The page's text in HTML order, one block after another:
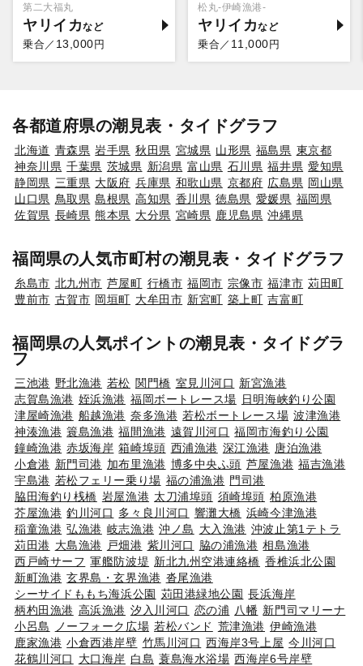
第二大福丸
ヤリイカ
乗合／ 13,000円
松丸-伊崎漁港-
ヤリイカ
乗合／ 11,000円
各都道府県の潮見表・タイドグラフ
北海道 青森県 岩手県 秋田県 宮城県 山形県 福島県 東京都
神奈川県 千葉県 茨城県 新潟県 富山県 石川県 福井県 愛知県
静岡県 三重県 大阪府 兵庫県 和歌山県 京都府 広島県 岡山県
山口県 鳥取県 島根県 高知県 香川県 徳島県 愛媛県 福岡県
佐賀県 長崎県 熊本県 大分県 宮崎県 鹿児島県 沖縄県
福岡県の人気市町村の潮見表・タイドグラフ
糸島市 北九州市 芦屋町 行橋市 福岡市 宗像市 福津市 苅田町
豊前市 古賀市 岡垣町 大牟田市 新宮町 築上町 吉富町
福岡県の人気ポイントの潮見表・タイドグラ
フ
三池港 野北漁港 若松 関門橋 室見川河口 新宮漁港
志賀島漁港 姪浜漁港 福岡ボートレース場 日明海峡釣り公園
津屋崎漁港 船越漁港 奈多漁港 若松ボートレース場 波津漁港
神湊漁港 簑島漁港 福間漁港 遠賀川河口 福岡市海釣り公園
鐘崎漁港 赤坂海岸 箱崎埠頭 西浦漁港 深江漁港 唐泊漁港
小倉港 新門司港 加布里漁港 博多中央ふ頭 芦屋漁港 福吉漁港
宇島港 若松フェリー乗り場 福の浦漁港 門司港
脇田海釣り桟橋 岩屋漁港 太刀浦埠頭 須崎埠頭 柏原漁港
芥屋漁港 釣川河口 多々良川河口 響灘大橋 浜崎今津漁港
稲童漁港 弘漁港 岐志漁港 沖ノ島 大入漁港 沖波止第1テトラ
苅田港 大島漁港 戸畑港 紫川河口 脇の浦漁港 相島漁港
西戸崎サーフ 軍艦防波堤 新北九州空港連絡橋 香椎浜北公園
新町漁港 玄界島・玄界漁港 沓尾漁港
シーサイドももち海浜公園 苅田港緑地公園 長浜海岸
柄杓田漁港 高浜漁港 汐入川河口 恋の浦 八幡 新門司マリーナ
小呂島
ノーフォーク広場 若松バンド 荒津漁港 伊崎漁港
鹿家漁港 小倉西港岸壁 竹馬川河口 西海岸3号上屋 今川河口
花鶴川河口
大口海岸 白島 蓑島海水浴場 西海岸6号岸壁